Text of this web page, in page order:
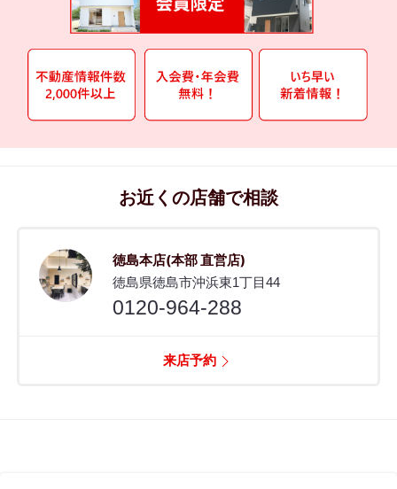
お近くの店舗で相談
徳島本店(本部 直営店)
徳島県徳島市沖浜東1丁目44
0120-964-288
来店予約